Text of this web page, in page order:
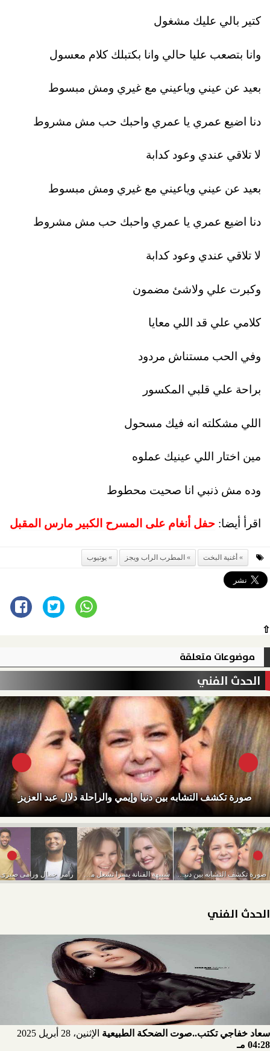
كتير بالي عليك مشغول
وانا بتصعب عليا حالي وانا بكتبلك كلام معسول
بعيد عن عيني وياعيني مع غيري ومش مبسوط
دنا اضيع عمري يا عمري واحبك حب مش مشروط
لا تلاقي عندي وعود كدابة
بعيد عن عيني وياعيني مع غيري ومش مبسوط
دنا اضيع عمري يا عمري واحبك حب مش مشروط
لا تلاقي عندي وعود كدابة
وكبرت علي ولاشئ مضمون
كلامي علي قد اللي معايا
وفي الحب مستناش مردود
براحة علي قلبي المكسور
اللي مشكلته انه فيك مسحول
مين اختار اللي عينيك عملوه
وده مش ذنبي انا صحيت محطوط
اقرأ أيضا: حفل أنغام على المسرح الكبير مارس المقبل
أغنية البخت المطرب الراب ويجز يوتيوب
⇧
موضوعات متعلقة
الحدث الفني
صورة تكشف التشابه بين دنيا وإيمي والراحلة دلال عبد العزيز
صورة تكشف التشابه بين دنيا وإيمي والراحلة دلال... شبيهة الفنانة يسرا تشعل مواقع التواصل الاجتماعى
الحدث الفني
سعاد خفاجي تكتب..صوت الضحكة الطبيعية الإثنين، 28 أبريل 2025
04:28 مـ